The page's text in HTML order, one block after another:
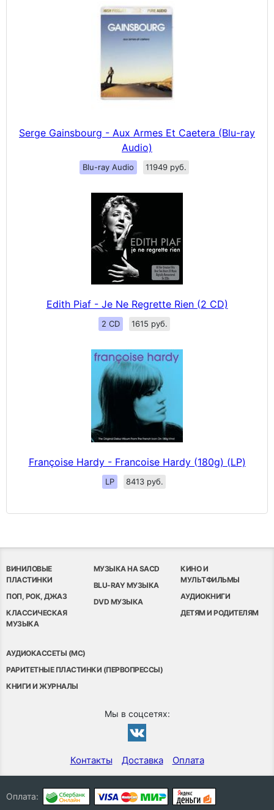
Serge Gainsbourg - Aux Armes Et Caetera (Blu-ray
Audio)
Blu-ray Audio 11949 руб.
Edith Piaf - Je Ne Regrette Rien (2 CD)
2 CD 1615 руб.
Françoise Hardy - Francoise Hardy (180g) (LP)
LP 8413 руб.
ВИНИЛОВЫЕ
ПЛАСТИНКИ
ПОП, РОК, ДЖАЗ
КЛАССИЧЕСКАЯ
МУЗЫКА
МУЗЫКА НА SACD
BLU-RAY МУЗЫКА
DVD МУЗЫКА
КИНО И
МУЛЬТФИЛЬМЫ
АУДИОКНИГИ
ДЕТЯМ И РОДИТЕЛЯМ
АУДИОКАССЕТЫ (MC)
РАРИТЕТНЫЕ ПЛАСТИНКИ (ПЕРВОПРЕССЫ)
КНИГИ И ЖУРНАЛЫ
Мы в соцсетях:
Контакты Доставка Оплата
Оплата: